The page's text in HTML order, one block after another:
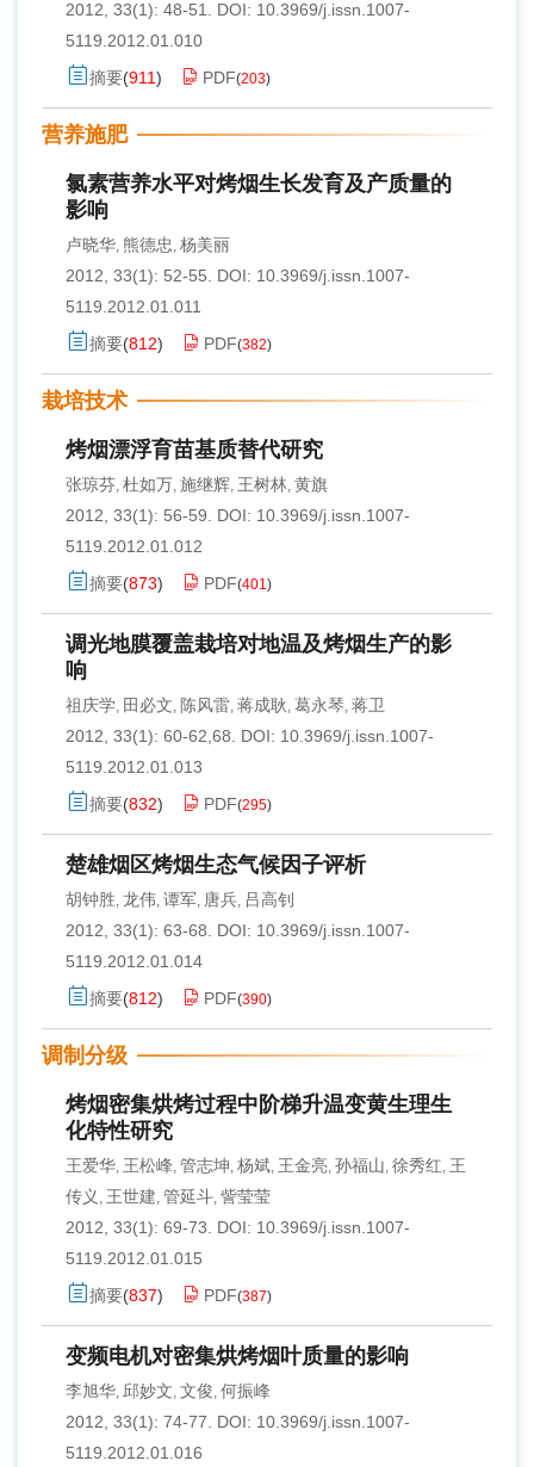
2012, 33(1): 48-51. DOI: 10.3969/j.issn.1007-
5119.2012.01.010
摘要(911) PDF(203)
营养施肥
氯素营养水平对烤烟生长发育及产质量的
影响
卢晓华, 熊德忠 , 杨美丽
2012, 33(1): 52-55.
DOI: 10.3969/j.issn.1007-
5119.2012.01.011
摘要(812) PDF(382)
栽培技术
烤烟漂浮育苗基质替代研究
张琼芬, 杜如万, 施继辉, 王树林, 黄旗
2012, 33(1): 56-59.
DOI: 10.3969/j.issn.1007-
5119.2012.01.012
摘要(873) PDF(401)
调光地膜覆盖栽培对地温及烤烟生产的影
响
祖庆学, 田必文, 陈风雷, 蒋成耿, 葛永琴, 蒋卫
2012, 33(1): 60-62,68.
DOI: 10.3969/j.issn.1007-
5119.2012.01.013
摘要(832) PDF(295)
楚雄烟区烤烟生态气候因子评析
胡钟胜, 龙伟, 谭军, 唐兵, 吕高钊
2012, 33(1): 63-68.
DOI: 10.3969/j.issn.1007-
5119.2012.01.014
摘要(812) PDF(390)
调制分级
烤烟密集烘烤过程中阶梯升温变黄生理生
化特性研究
王爱华, 王松峰, 管志坤, 杨斌, 王金亮, 孙福山, 徐秀红, 王
传义 , 王世建, 管延斗, 訾莹莹
2012, 33(1): 69-73.
DOI: 10.3969/j.issn.1007-
5119.2012.01.015
摘要(837) PDF(387)
变频电机对密集烘烤烟叶质量的影响
李旭华, 邱妙文, 文俊, 何振峰
2012, 33(1): 74-77.
DOI: 10.3969/j.issn.1007-
5119.2012.01.016